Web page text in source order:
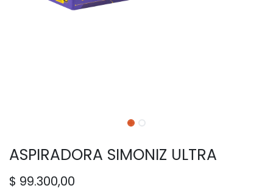
ASPIRADORA SIMONIZ ULTRA
$ 99.300,00